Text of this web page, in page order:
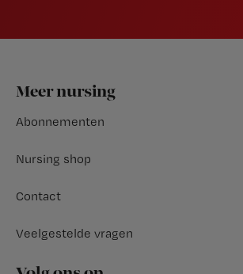
Footer
Meer nursing
Abonnementen
Nursing shop
Contact
Veelgestelde vragen